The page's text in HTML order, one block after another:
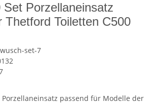
Porzellaneinsatz
Thetford Toiletten C500
set-7
Porzellaneinsatz passend für Modelle der